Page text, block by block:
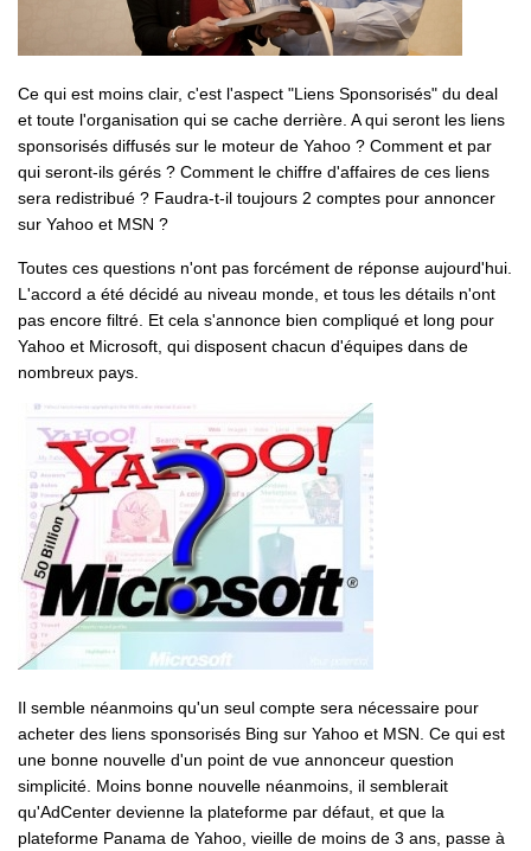
Ce qui est moins clair, c'est l'aspect "Liens Sponsorisés" du deal
et toute l'organisation qui se cache derrière. A qui seront les liens
sponsorisés diffusés sur le moteur de Yahoo ? Comment et par
qui seront-ils gérés ? Comment le chiffre d'affaires de ces liens
sera redistribué ? Faudra-t-il toujours 2 comptes pour annoncer
sur Yahoo et MSN ?
Toutes ces questions n'ont pas forcément de réponse aujourd'hui.
L'accord a été décidé au niveau monde, et tous les détails n'ont
pas encore filtré. Et cela s'annonce bien compliqué et long pour
Yahoo et Microsoft, qui disposent chacun d'équipes dans de
nombreux pays.
Il semble néanmoins qu'un seul compte sera nécessaire pour
acheter des liens sponsorisés Bing sur Yahoo et MSN. Ce qui est
une bonne nouvelle d'un point de vue annonceur question
simplicité. Moins bonne nouvelle néanmoins, il semblerait
qu'AdCenter devienne la plateforme par défaut, et que la
plateforme Panama de Yahoo, vieille de moins de 3 ans, passe à